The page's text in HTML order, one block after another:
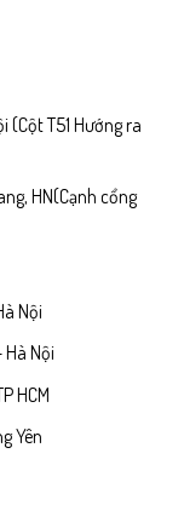
(Cột T51 Hướng ra
HN(Cạnh cổng
Nội
Hà Nội
HCM
Yên